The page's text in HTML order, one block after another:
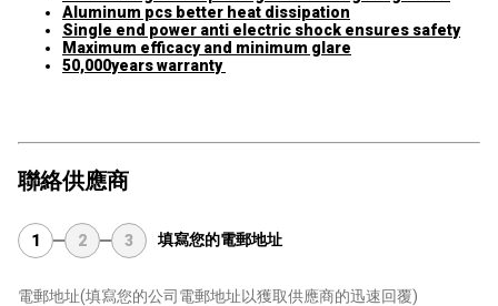
Aluminum pcs better heat dissipation
Single end power anti electric shock ensures safety
Maximum efficacy and minimum glare
50,000years warranty
聯絡供應商
1 2 3 填寫您的電郵地址
電郵地址(填寫您的公司電郵地址以獲取供應商的迅速回覆)